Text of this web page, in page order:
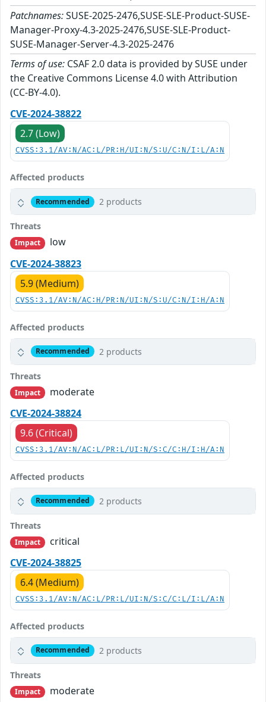
Patchnames:SUSE-2025-2476,SUSE-SLE-Product-SUSE-
Manager-Proxy-4.3-2025-2476,SUSE-SLE-Product-
SUSE-Manager-Server-4.3-2025-2476
Terms of use: CSAF 2.0 data is provided by SUSE under
the Creative Commons License 4.0 with Attribution
(CC-BY-4.0).
CVE-2024-38822
2.7 (Low)
CVSS:3.1/AV:N/AC:L/PR:H/UI:N/S:U/C:N/I:L/A:N
Affected products
Recommended 2 products
Threats
Impact
low
CVE-2024-38823
5.9 (Medium)
CVSS:3.1/AV:N/AC:H/PR:N/UI:N/S:U/C:N/I:H/A:N
Affected products
Recommended 2 products
Threats
Impact
moderate
CVE-2024-38824
9.6 (Critical)
CVSS:3.1/AV:N/AC:L/PR:L/UI:N/S:C/C:H/I:H/A:N
Affected products
Recommended 2 products
Threats
Impact
critical
CVE-2024-38825
6.4 (Medium)
CVSS:3.1/AV:N/AC:L/PR:L/UI:N/S:C/C:L/I:L/A:N
Affected products
Recommended 2 products
Threats
Impact
moderate